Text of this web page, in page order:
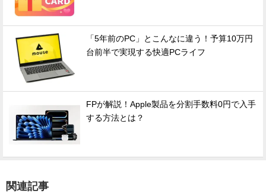
「5年前のPC」とこんなに違う！予算10万円
台前半で実現する快適PCライフ
FPが解説！Apple製品を分割手数料0円で入手
する方法とは？
関連記事